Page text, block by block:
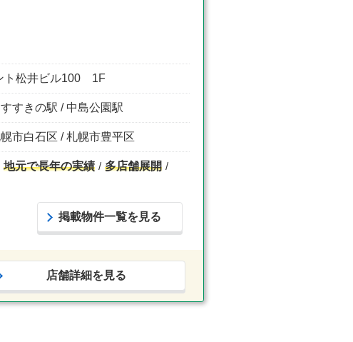
ト松井ビル100 1F
すきの駅 / 中島公園駅
市白石区 / 札幌市豊平区
地元で長年の実績
多店舗展開
掲載物件一覧を見る
店舗詳細を見る